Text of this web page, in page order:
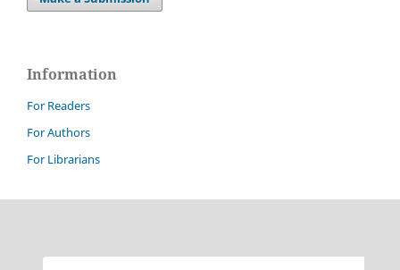
Information
For Readers
For Authors
For Librarians